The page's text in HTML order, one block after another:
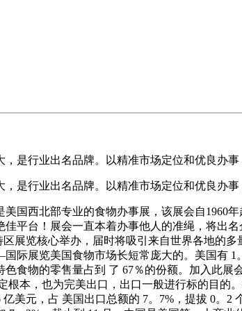
行业出名品牌。以精准市场定位和优良办事
行业出名品牌。以精准市场定位和优良办事
国西北部专业的食物办事展，该展会自1960
平台！展会一直本着办事他人的准绳，将出
展览核心举办，届时将吸引来自世界各地的
际展览美国食物市场长短常庞大的。美国有
食物的零售量占到 了 67％的份额。加入此
本，也为完美出口，出口一般进行标的目的
美元，占 美国出口总额的 7。7%，提拔 0。2